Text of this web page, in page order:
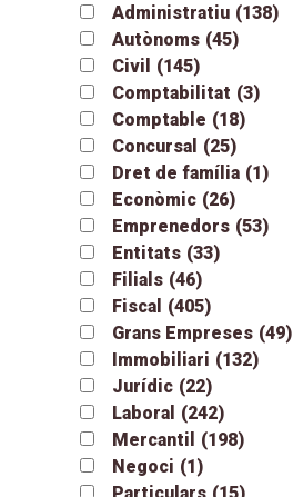
Administratiu (138)
Autònoms (45)
Civil
(145)
Comptabilitat (3)
Comptable (18)
Concursal (25)
Dret de família (1)
Econòmic (26)
Emprenedors (53)
Entitats (33)
Filials (46)
Fiscal (405)
Grans Empreses (49)
Immobiliari (132)
Jurídic (22)
Laboral (242)
Mercantil
(198)
Negoci (1)